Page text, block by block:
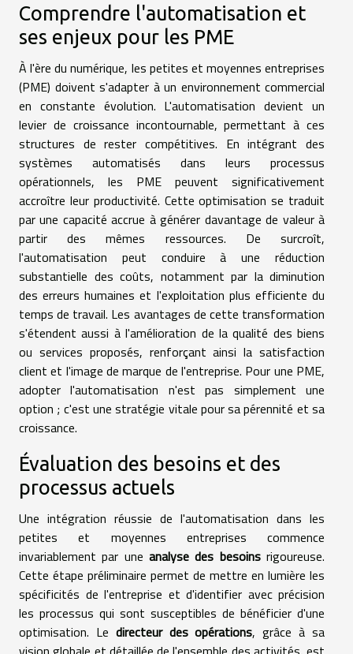
Comprendre l'automatisation et
ses enjeux pour les PME
À l'ère du numérique, les petites et moyennes entreprises
(PME) doivent s'adapter à un environnement commercial
en constante évolution. L'automatisation devient un
levier de croissance incontournable, permettant à ces
structures de rester compétitives. En intégrant des
systèmes automatisés dans leurs processus
opérationnels, les PME peuvent significativement
accroître leur productivité. Cette optimisation se traduit
par une capacité accrue à générer davantage de valeur à
partir des mêmes ressources. De surcroît,
l'automatisation peut conduire à une réduction
substantielle des coûts, notamment par la diminution
des erreurs humaines et l'exploitation plus efficiente du
temps de travail. Les avantages de cette transformation
s'étendent aussi à l'amélioration de la qualité des biens
ou services proposés, renforçant ainsi la satisfaction
client et l'image de marque de l'entreprise. Pour une PME,
adopter l'automatisation n'est pas simplement une
option ; c'est une stratégie vitale pour sa pérennité et sa
croissance.
Évaluation des besoins et des
processus actuels
Une intégration réussie de l'automatisation dans les
petites et moyennes entreprises commence
invariablement par une analyse des besoinsrigoureuse.
Cette étape préliminaire permet de mettre en lumière les
spécificités de l'entreprise et d'identifier avec précision
les processus qui sont susceptibles de bénéficier d'une
optimisation. Le directeur des opérations, grâce à sa